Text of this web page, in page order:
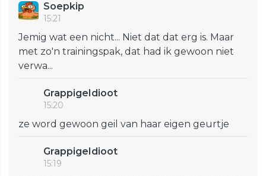
Soepkip
15:21
Jemig wat een nicht... Niet dat dat erg is. Maar
met zo'n trainingspak, dat had ik gewoon niet
verwa...
GrappigeIdioot
15:20
ze word gewoon geil van haar eigen geurtje
GrappigeIdioot
15:19